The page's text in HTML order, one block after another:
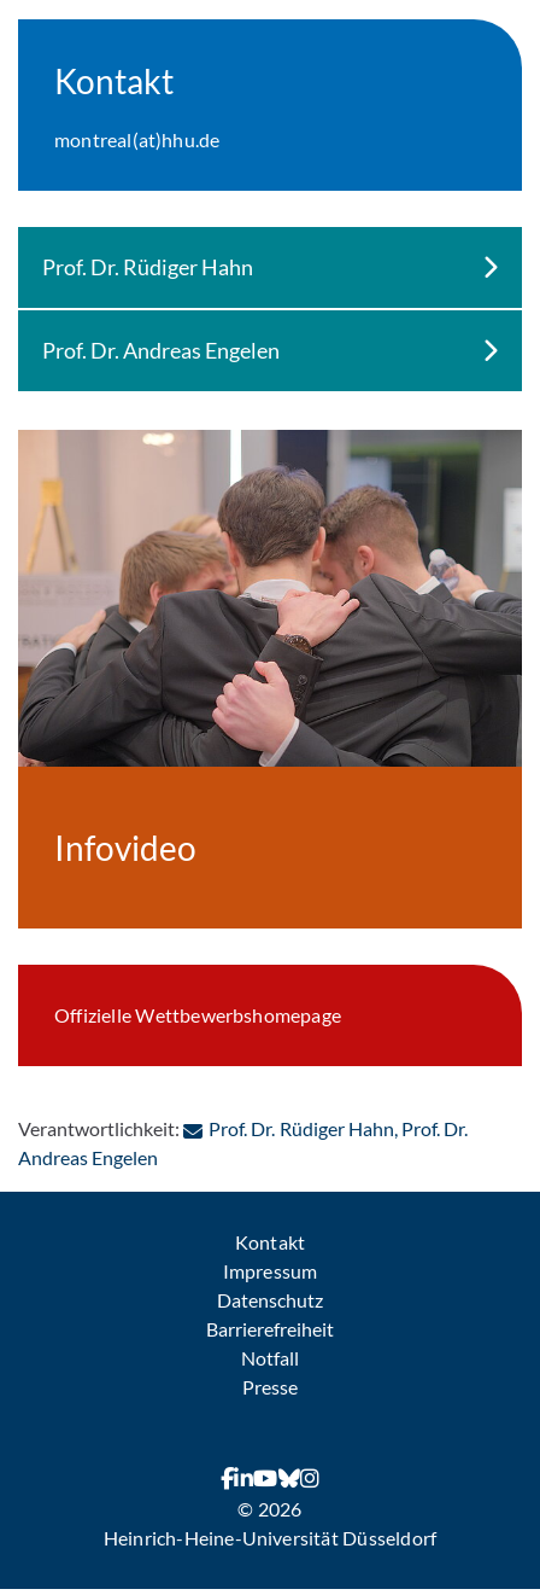
Kontakt
montreal(at)hhu.de
Prof. Dr. Rüdiger Hahn
Prof. Dr. Andreas Engelen
Infovideo
Offizielle Wettbewerbshomepage
Verantwortlichkeit:
Prof. Dr. Rüdiger Hahn, Prof. Dr.
Andreas Engelen
Kontakt
Impressum
Datenschutz
Barrierefreiheit
Notfall
Presse
© 2026
Heinrich-Heine-Universität Düsseldorf